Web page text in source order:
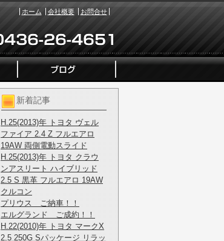
ホーム 会社概要 お問合せ
新着記事
H.25(2013)年 トヨタ ヴェル
ファイア 2.4 Z フルエアロ
19AW 両側電動スライド
H.25(2013)年 トヨタ クラウ
ンアスリート ハイブリッド
2.5 S 黒革 フルエアロ 19AW
クルコン
プリウス ご納車！！
エルグランド ご成約！！
H.22(2010)年 トヨタ マークX
2.5 250G Sパッケージ リラッ